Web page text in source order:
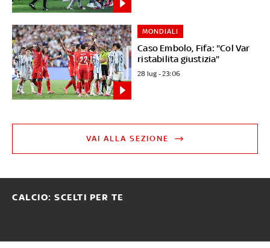
Caso Embolo, Fifa: "Col Var
ristabilita giustizia"
MONDIALI
28 lug - 23:06
VAI ALLA SEZIONE
CALCIO: SCELTI PER TE